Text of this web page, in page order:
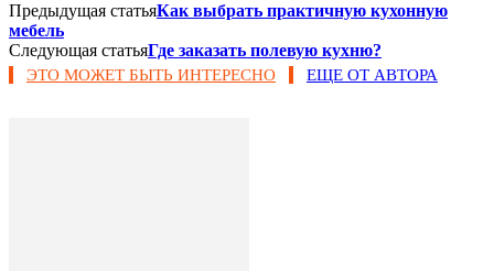
Предыдущая статьяКак выбрать практичную кухонную
мебель
Следующая статьяГде заказать полевую кухню?
ЭТО МОЖЕТ БЫТЬ ИНТЕРЕСНО ЕЩЕ ОТ АВТОРА